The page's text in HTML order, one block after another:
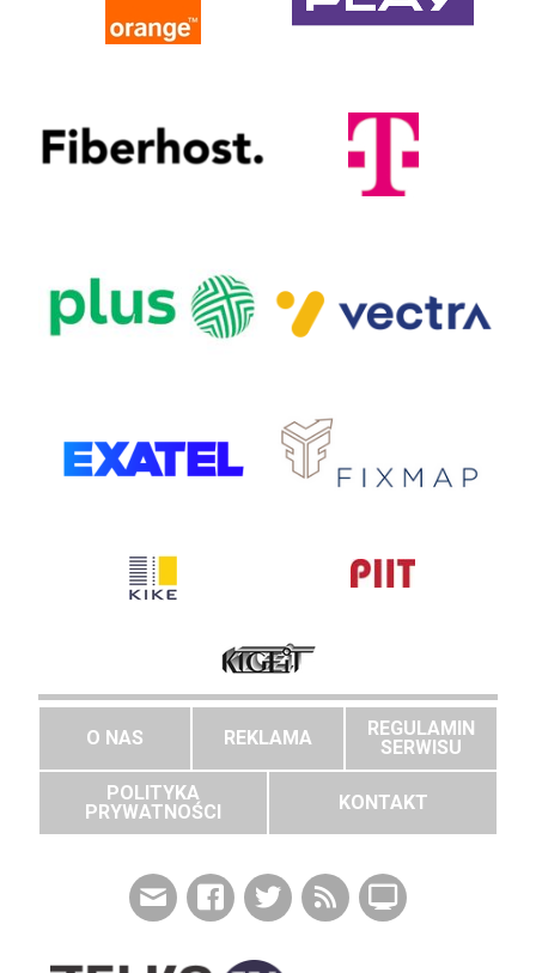
O NAS REKLAMA
REGULAMIN
SERWISU
POLITYKA
PRYWATNOŚCI
KONTAKT